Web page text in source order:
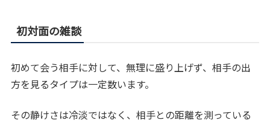
初対面の雑談
初めて会う相手に対して、無理に盛り上げず、相手の出
方を見るタイプは一定数います。
その静けさは冷淡ではなく、相手との距離を測っている